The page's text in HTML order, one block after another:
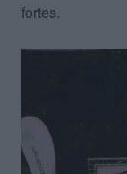
fortes.